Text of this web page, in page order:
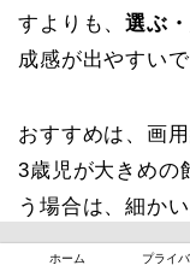
すよりも、選ぶ
成感が出やすいで
おすすめは、画
3歳児が大きめの
う場合は、細か
線を切る、大き
ホーム プライ